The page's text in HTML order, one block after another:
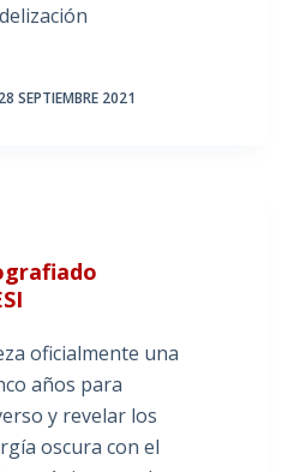
28 SEPTIEMBRE 2021
oficialmente una
años para
y revelar los
oscura con el